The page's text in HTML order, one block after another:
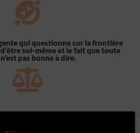
qui questionne sur la frontière
soi-même et le fait que toute
pas bonne à dire.